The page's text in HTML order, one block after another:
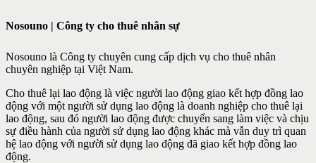
Nosouno | Công ty cho thuê nhân sự
Nosouno là Công ty chuyên cung cấp dịch vụ cho thuê nhân
chuyên nghiệp tại Việt Nam.
Cho thuê lại lao động là việc người lao động giao kết hợp đồng lao
động với một người sử dụng lao động là doanh nghiệp cho thuê lại
lao động, sau đó người lao động được chuyển sang làm việc và chịu
sự điều hành của người sử dụng lao động khác mà vẫn duy trì quan
hệ lao động với người sử dụng lao động đã giao kết hợp đồng lao
động.